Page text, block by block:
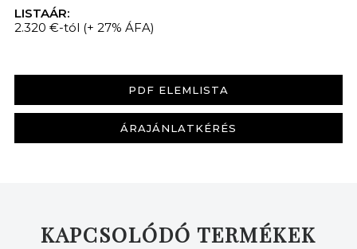
LISTAÁR:
2.320 €-tól (+ 27% ÁFA)
PDF ELEMLISTA
ÁRAJÁNLATKÉRÉS
KAPCSOLÓDÓ TERMÉKEK